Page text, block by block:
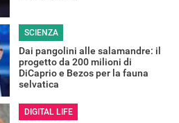
SCIENZA
Dai pangolini alle salamandre: il
progetto da 200 milioni di
DiCaprio e Bezos per la fauna
selvatica
DIGITAL LIFE